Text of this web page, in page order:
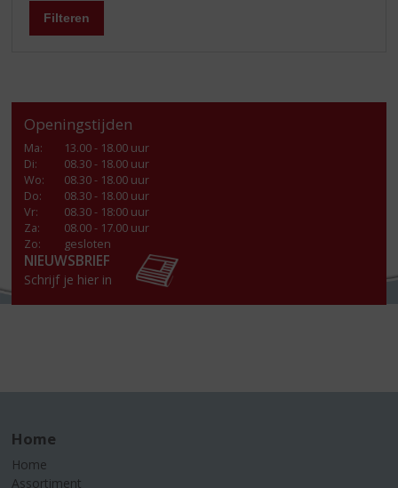
Filteren
Openingstijden
Ma:
13.00 - 18.00 uur
Di:
08.30 - 18.00 uur
Wo:
08.30 - 18.00 uur
Do:
08.30 - 18.00 uur
Vr:
08.30 - 18:00 uur
Za:
08.00 - 17.00 uur
Zo:
gesloten
NIEUWSBRIEF
Schrijf je hier in
Home
Home
Assortiment